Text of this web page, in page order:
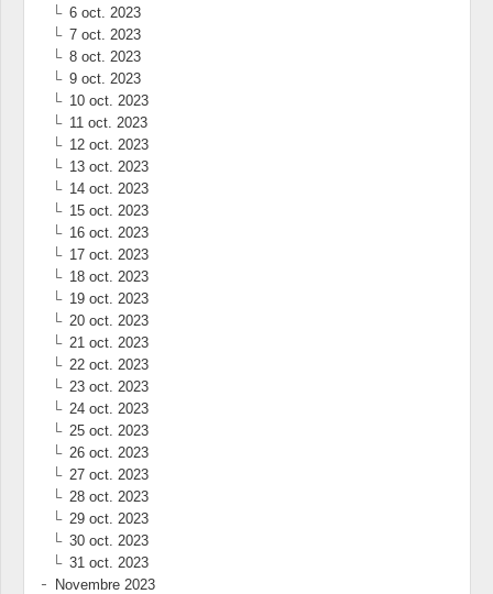
6 oct. 2023
7 oct. 2023
8 oct. 2023
9 oct. 2023
10 oct. 2023
11 oct. 2023
12 oct. 2023
13 oct. 2023
14 oct. 2023
15 oct. 2023
16 oct. 2023
17 oct. 2023
18 oct. 2023
19 oct. 2023
20 oct. 2023
21 oct. 2023
22 oct. 2023
23 oct. 2023
24 oct. 2023
25 oct. 2023
26 oct. 2023
27 oct. 2023
28 oct. 2023
29 oct. 2023
30 oct. 2023
31 oct. 2023
Novembre 2023